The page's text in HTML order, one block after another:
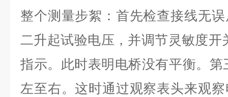
整个测量步絮：首先检查接线无
二升起试验电压，并调节灵敏度开
指示。此时表明电桥没有平衡。
左至右。这时通过观察表头来观